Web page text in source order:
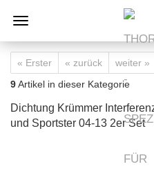
« Erster « zurück weiter »
9Artikel in dieser Kategorie
Dichtung Krümmer
und Sportster 04-13 2er Set